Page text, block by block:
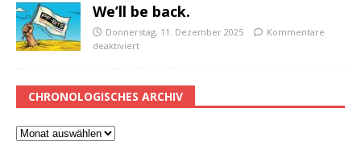
We’ll be back.
Donnerstag, 11. Dezember 2025
Kommentare
deaktiviert
CHRONOLOGISCHES ARCHIV